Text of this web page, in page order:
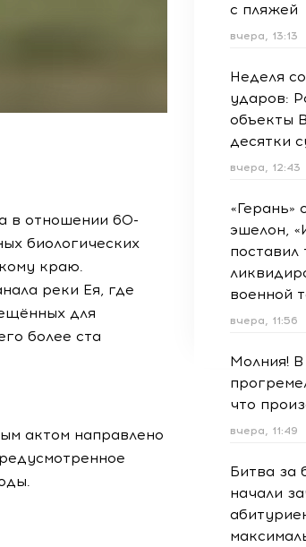
в отношении 60-
биологических
краю.
реки Ея, где
для
более ста
актом направлено
с пляжей
вчера, 13:13
Неделя
ударов:
объекты
десятки
вчера, 12:43
«Герань»
эшелон,
поставил
военной
вчера, 11:56
Молния!
что
вчера, 11:49
Битва за
начали